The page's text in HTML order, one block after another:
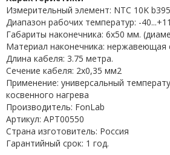
Измерительный элемент: NTC 10K
Диапазон рабочих температур: -
Габариты наконечника: 6x50 мм.
Материал наконечника: нержавеющая
Длина кабеля: 3.75 метра.
Сечение кабеля: 2x0,35 мм2
Применение: универсальный
косвенного нагрева
Производитель: FonLab
Артикул: APT00550
Страна изготовитель: Россия
Гарантийный срок: 1 год.